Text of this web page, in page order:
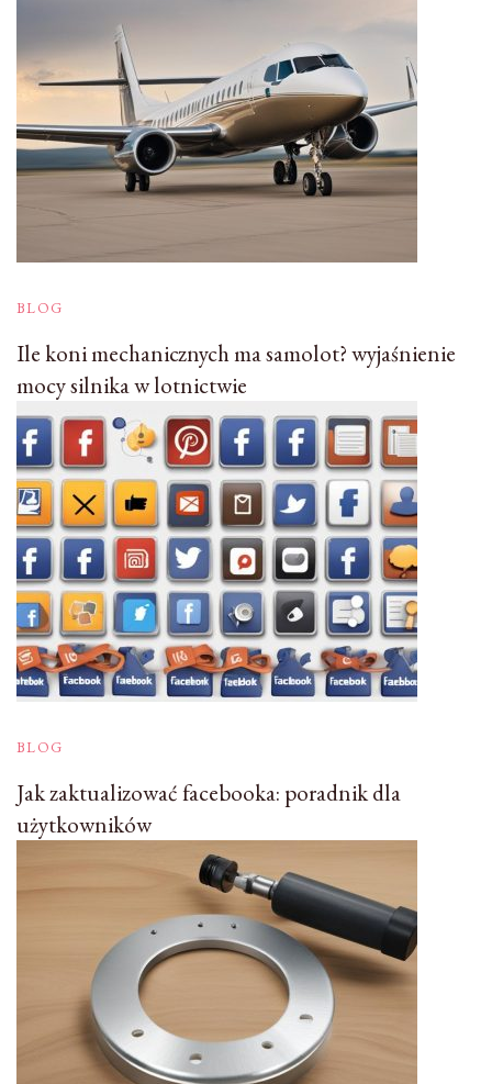
BLOG
Ile koni mechanicznych ma samolot? wyjaśnienie
mocy silnika w lotnictwie
BLOG
Jak zaktualizować facebooka: poradnik dla
użytkowników